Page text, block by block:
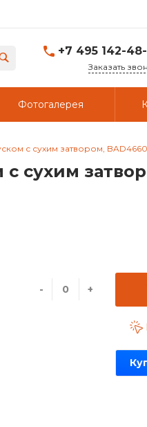
+7 495 142-48-
Заказать
Фотогалерея
с сухим затвором,
сухим
- +